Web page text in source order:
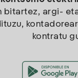
bitartez, argi-
kontratu